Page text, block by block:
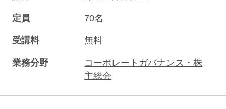
定員 70名
受講料 無料
業務分野
コーポレートガバナンス・株
主総会